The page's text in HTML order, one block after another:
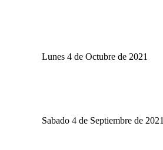
Lunes 4 de Octubre de 2021
Sabado 4 de Septiembre de 2021